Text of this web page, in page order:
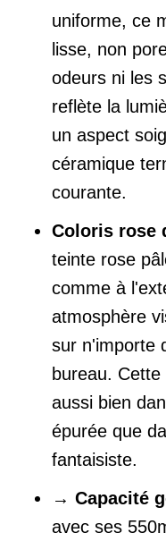
uniforme, ce
lisse, non
odeurs ni les
reflète la
un aspect
céramique
courante.
Coloris rose
teinte rose
comme à
atmosphère
sur n'importe
bureau.
aussi bien
épurée que
fantaisiste.
→ Capacité
avec ses